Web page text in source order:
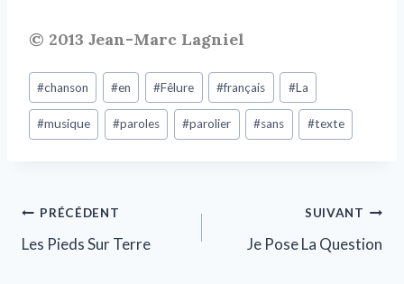
© 2013 Jean-Marc Lagniel
#chanson #en #Fêlure #français #La
#musique #paroles #parolier #sans #texte
PRÉCÉDENT
Les Pieds Sur Terre
SUIVANT
Je Pose La Question